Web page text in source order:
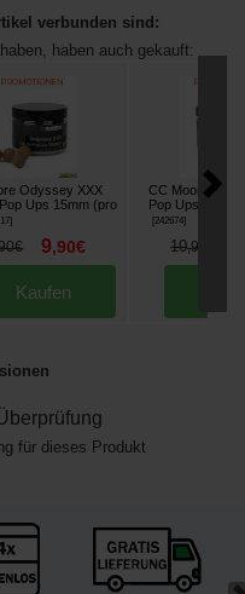
verbunden sind:
haben auch gekauft:
Odyssey XXX
Ups 15mm (pro
]
€ 9,90€
Kaufen
CC Moore
Pop Ups 13/
[242674]
10,90
für dieses Produkt